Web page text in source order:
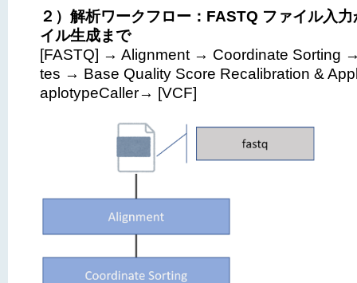
２）解析ワークフロー：FASTQ ファイル入
イル生成まで
[FASTQ] → Alignment → Coordinate Sorting
tes → Base Quality Score Recalibration &
aplotypeCaller→ [VCF]